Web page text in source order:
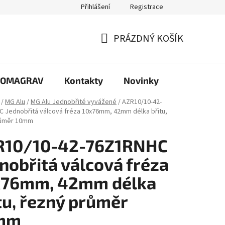
Přihlášení Registrace
KOŠÍK
PRÁZDNÝ KOŠÍK
Kontakty Novinky
/MG Alu/MG Alu Jednobřité vyvážené/AZR10/10-42-
Jednobřitá válcová fréza 10x76mm, 42mm délka břitu,
10mm
10-42-76Z1RNHC
válcová fréza
42mm délka
řezný průměr